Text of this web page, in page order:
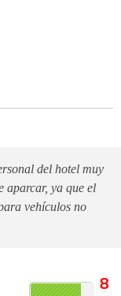
del hotel muy
aparcar, ya que el
vehículos no
8